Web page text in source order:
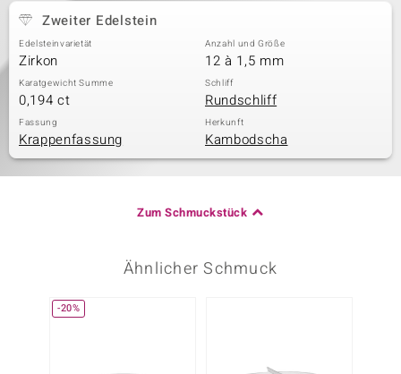
Zweiter Edelstein
Edelsteinvarietät
Zirkon
Anzahl und Größe
12 à 1,5 mm
Karatgewicht Summe
0,194 ct
Schliff
Rundschliff
Fassung
Krappenfassung
Herkunft
Kambodscha
Zum Schmuckstück
Ähnlicher Schmuck
-20%